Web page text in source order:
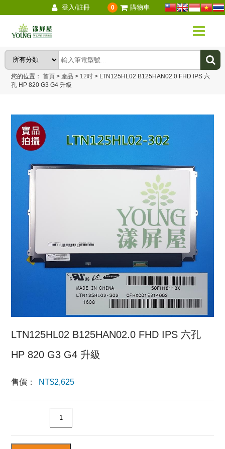
登入/註冊 0 購物車
您的位置：首頁 > 產品 > 12吋 > LTN125HL02 B125HAN02.0 FHD IPS 六
孔 HP 820 G3 G4 升級
LTN125HL02 B125HAN02.0 FHD IPS 六孔
HP 820 G3 G4 升級
售價： NT$2,625